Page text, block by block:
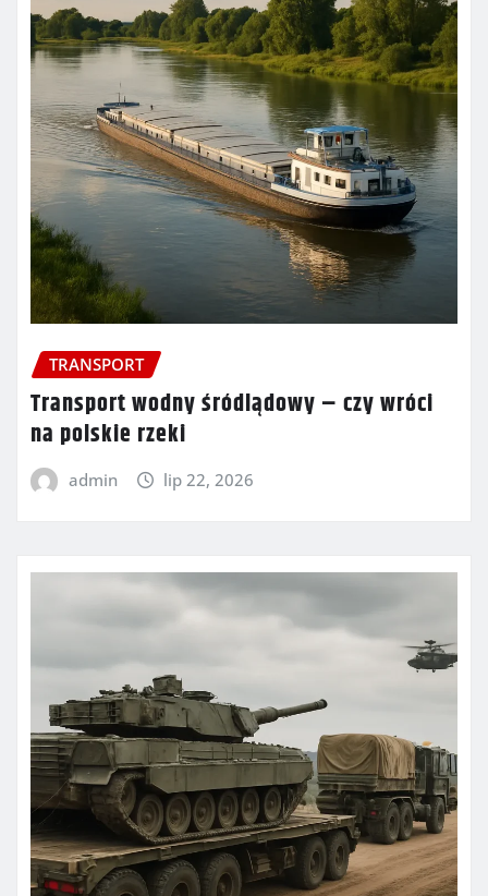
TRANSPORT
Transport wodny śródlądowy – czy wróci
na polskie rzeki
admin lip 22, 2026